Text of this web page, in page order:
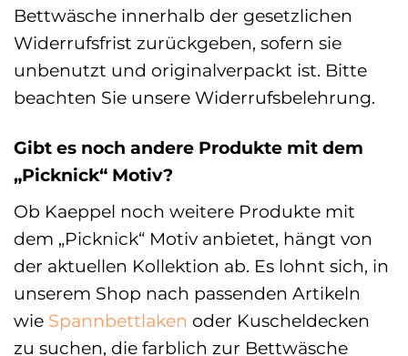
Bettwäsche innerhalb der gesetzlichen
Widerrufsfrist zurückgeben, sofern sie
unbenutzt und originalverpackt ist. Bitte
beachten Sie unsere Widerrufsbelehrung.
Gibt es noch andere Produkte mit dem
„Picknick“ Motiv?
Ob Kaeppel noch weitere Produkte mit
dem „Picknick“ Motiv anbietet, hängt von
der aktuellen Kollektion ab. Es lohnt sich, in
unserem Shop nach passenden Artikeln
wie Spannbettlaken oder Kuscheldecken
zu suchen, die farblich zur Bettwäsche